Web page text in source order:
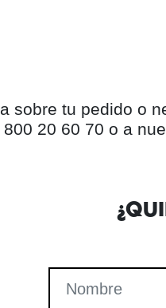
sobre tu pedido o
20 60 70 o a